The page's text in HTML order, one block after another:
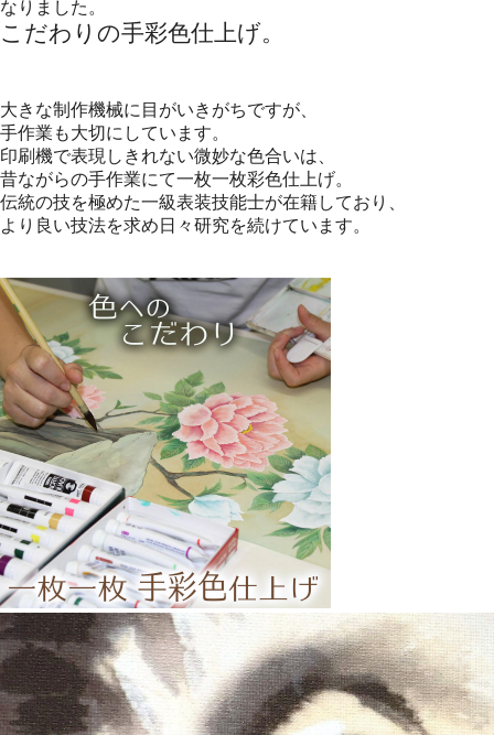
なりました。
こだわりの手彩色仕上げ。
大きな制作機械に目がいきがちですが、
手作業も大切にしています。
印刷機で表現しきれない微妙な色合いは、
昔ながらの手作業にて一枚一枚彩色仕上げ。
伝統の技を極めた一級表装技能士が在籍しており、
より良い技法を求め日々研究を続けています。